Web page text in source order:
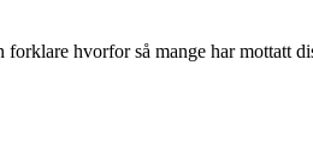
hvorfor så mange har mottatt